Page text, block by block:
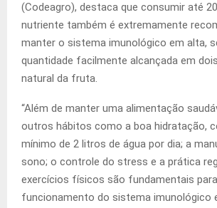
(Codeagro), destaca que consumir até
nutriente também é extremamente
manter o sistema imunológico em alta,
quantidade facilmente alcançada em
natural da fruta.
“Além de manter uma alimentação
outros hábitos como a boa hidratação,
mínimo de 2 litros de água por dia; a
sono; o controle do stress e a prática
exercícios físicos são fundamentais
funcionamento do sistema imunológico